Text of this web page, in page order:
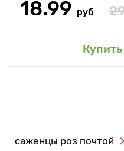
18.99 руб
Купить
саженцы роз почтой